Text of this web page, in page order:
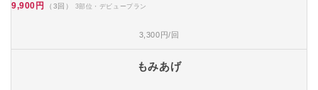
9,900円 （3回） 3部位・デビュープラン
3,300円/回
もみあげ